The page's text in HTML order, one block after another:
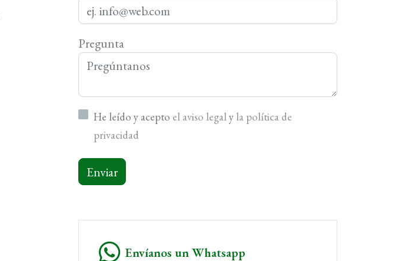
Pregunta
He leído y acepto el aviso legaly la política de
privacidad
Enviar
Envíanos un Whatsapp